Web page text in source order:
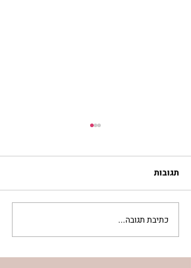
מתגעגעות לבית המפגש,
השיעור לתשעה באב | הר'
ימימה מזרחי
תגובות
כתיבת תגובה...